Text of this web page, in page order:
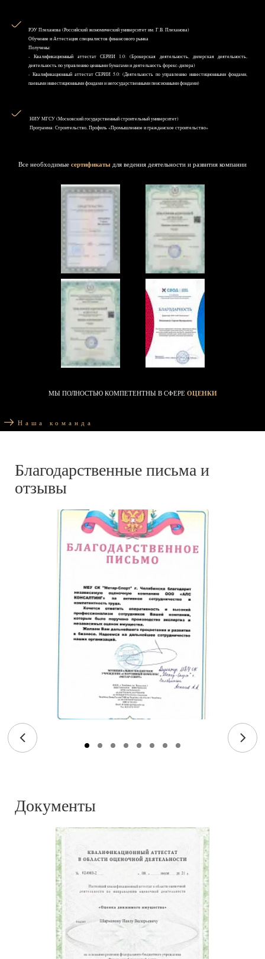
РЭУ Плеханова (Российский экономический университет им. Г.В. Плеханова)
Обучение и Аттестация специалистов финансового рынка
Получены:
- Квалификационный аттестат СЕРИИ 1.0: (Брокерская деятельность, дилерская деятельность,
деятельность по управлению ценными бумагами и деятельность форекс-дилера)
- Квалификационный аттестат СЕРИИ 5.0: (Деятельность по управлению инвестиционными фондами,
паевыми инвестиционными фондами и негосударственными пенсионными фондами)
НИУ MГСУ (Московский государственный строительный университет)
Программа: Строительство, Профиль «Промышленное и гражданское строительство»
Все необходимые сертификаты для ведения деятельности и развития компании
МЫ ПОЛНОСТЬЮ КОМПЕТЕНТНЫ В СФЕРЕ ОЦЕНКИ
Наша команда
Благодарственные письма и
отзывы
Документы